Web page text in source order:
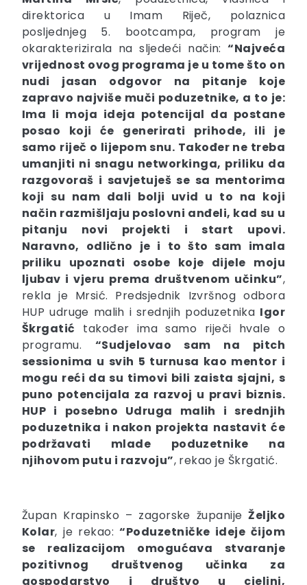
direktorica u Imam Riječ, polaznica
posljednjeg 5. bootcampa, program je
okarakterizirala na sljedeći način:“Najveća
vrijednost ovog programa je u tome što on
nudi jasan odgovor na pitanje koje
zapravo najviše muči poduzetnike, a to je:
Ima li moja ideja potencijal da postane
posao koji će generirati prihode, ili je
samo riječ o lijepom snu. Također ne treba
umanjiti ni snagu networkinga, priliku da
razgovoraš i savjetuješ se sa mentorima
koji su nam dali bolji uvid u to na koji
način razmišljaju poslovni anđeli, kad su u
pitanju novi projekti i start upovi.
Naravno, odlično je i to što sam imala
priliku upoznati osobe koje dijele moju
ljubav i vjeru prema društvenom učinku”,
rekla je Mrsić. Predsjednik Izvršnog odbora
HUP udruge malih i srednjih poduzetnika Igor
Škrgatić također ima samo riječi hvale o
programu. “Sudjelovao sam na pitch
sessionima u svih 5 turnusa kao mentor i
mogu reći da su timovi bili zaista sjajni, s
puno potencijala za razvoj u pravi biznis.
HUP i posebno Udruga malih i srednjih
poduzetnika i nakon projekta nastavit će
podržavati mlade poduzetnike na
njihovom putu i razvoju”, rekao je Škrgatić.
Župan Krapinsko – zagorske županijeŽeljko
Kolar, je rekao:“Poduzetničke ideje čijom
se realizacijom omogućava stvaranje
pozitivnog društvenog učinka za
gospodarstvo i društvo u cjelini,